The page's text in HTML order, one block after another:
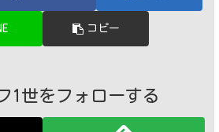
コピー
1世をフォローする